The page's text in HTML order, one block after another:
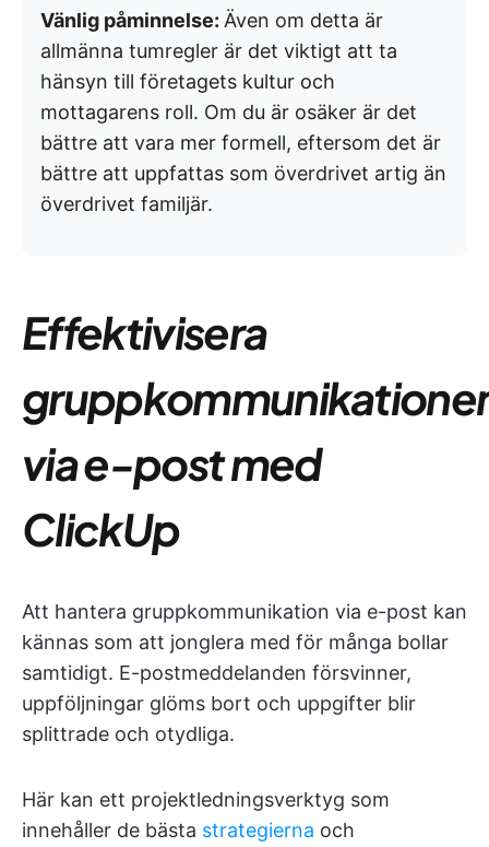
Vänlig påminnelse: Även om detta är
allmänna tumregler är det viktigt att ta
hänsyn till företagets kultur och
mottagarens roll. Om du är osäker är det
bättre att vara mer formell, eftersom det är
bättre att uppfattas som överdrivet artig än
överdrivet familjär.
Effektivisera
via e-post med
ClickUp
Att hantera gruppkommunikation via e-post kan
kännas som att jonglera med för många bollar
samtidigt. E-postmeddelanden försvinner,
uppföljningar glöms bort och uppgifter blir
splittrade och otydliga.
Här kan ett projektledningsverktyg som
innehåller de bästa strategierna och